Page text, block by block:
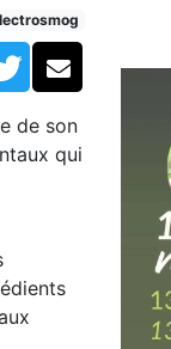
TwitterCourriel
de son
qui